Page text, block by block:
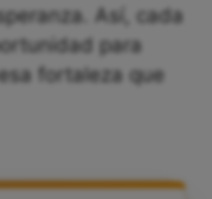
Así, cada
para
fortaleza que